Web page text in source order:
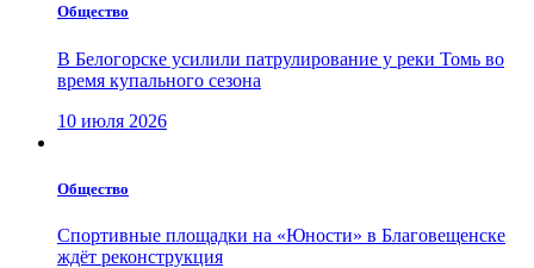
Общество
В Белогорске усилили патрулирование у реки Томь во
время купального сезона
10 июля 2026
Общество
Спортивные площадки на «Юности» в Благовещенске
ждёт реконструкция